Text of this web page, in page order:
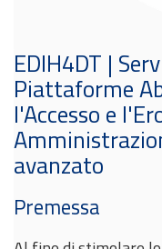
EDIH4DT |
Piattaforme
l'Accesso e
avanzato
Premessa